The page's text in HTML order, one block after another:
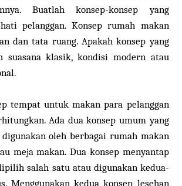
Buatlah konsep-konsep yang
pelanggan. Konsep rumah makan
dan tata ruang. Apakah konsep yang
suasana klasik, kondisi modern atau
tempat untuk makan para pelanggan
Ada dua konsep umum yang
oleh berbagai rumah makan
meja makan. Dua konsep menyantap
salah satu atau digunakan kedua-
Menggunakan kedua konsep lesehan